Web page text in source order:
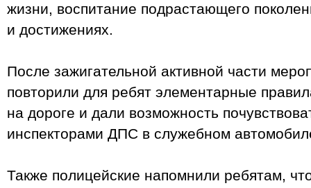
жизни, воспитание подрастающего
и достижениях.
После зажигательной активной части
повторили для ребят элементарные
на дороге и дали возможность
инспекторами ДПС в служебном
Также полицейские напомнили ребятам,